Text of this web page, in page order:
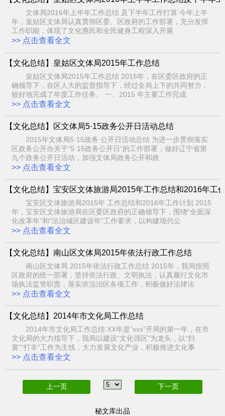
文体局2016年上半年工作总结 及下半年工作打算 今年上半
年，皇姑区文体局认真贯彻区委、区政府的工作部署，充分发挥
工作职能，体现了文化惠民和全民健身工程深入开展
>> 点击查看全文
【文化总结】皇姑区文体局2015年工作总结
皇姑区文体局2015年工作总结 2015年，在区委区政府的正
确领导下，在区人大的监督指导下，经过全局上下的共同努力，
较好地完成了年度工作任务。 一、2015 年主要工作完成
>> 点击查看全文
【文化总结】区文体局5·15政务公开日活动总结
2015年文体局5·15政务 公开日活动总结 为进一步贯彻落实
区政务公开办关于“5·15政务公开日”的工作部署，做好辽宁省第
九个政务公开日活动，加强文体局政务公开和政
>> 点击查看全文
【文化总结】宝安区文体旅游局2015年工作总结和2016年工
宝安区文体旅游局2015年 工作总结和2016年工作计划 2015
年，宝安区文体旅游局在区委区政府的正确领导下，围绕“全面深
化改革年”和“法治城区建设年”工作要求，以构建现代公
>> 点击查看全文
【文化总结】南山区文体局2015年依法行政工作总结
南山区文体局 2015年依法行政工作总结 2015年，我局按照
区政府的统一部署，坚持依法行政、文明执法，认真履行文化市
场执法监管职责，落实依法治区各项工作，积极做好法律法
>> 点击查看全文
【文化总结】2014年市文化局工作总结
2014年市文化局工作总结 XX年是“xxx”开局的第一年，在市
文化局的大力指导下，我局以建设“文化强区”为龙头，以“扫
黄”“打非”工作为主线，大力发展文化产业，积极推进文化事
>> 点击查看全文
上一页 下一页
秘文库出品